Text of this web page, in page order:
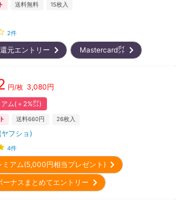
送料無料 15枚入
2件
元エントリー Mastercard㌽
円/枚 3,080円
ム(＋2%㌽)
送料660円 26枚入
フショ)
4件
ミアム(5,000円相当プレゼント)
ーナスまとめてエントリー